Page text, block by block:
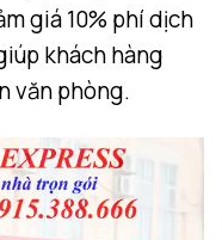
giá 10% phí dịch
khách hàng
văn phòng.